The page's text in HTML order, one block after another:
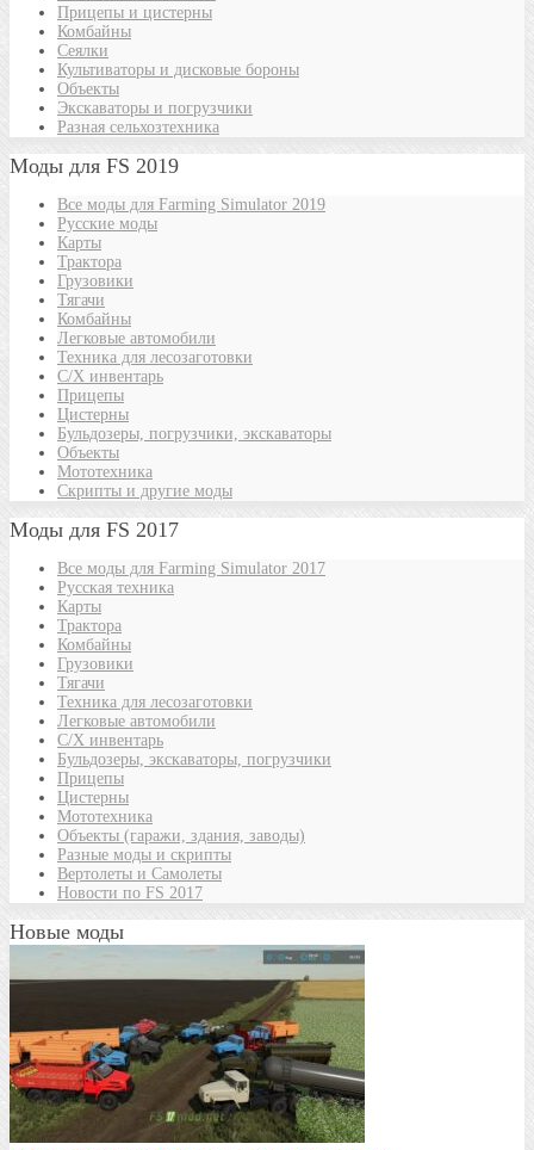
Прицепы и цистерны
Комбайны
Сеялки
Культиваторы и дисковые бороны
Объекты
Экскаваторы и погрузчики
Разная сельхозтехника
Моды для FS 2019
Все моды для Farming Simulator 2019
Русские моды
Карты
Трактора
Грузовики
Тягачи
Комбайны
Легковые автомобили
Техника для лесозаготовки
С/Х инвентарь
Прицепы
Цистерны
Бульдозеры, погрузчики, экскаваторы
Объекты
Мототехника
Скрипты и другие моды
Моды для FS 2017
Все моды для Farming Simulator 2017
Русская техника
Карты
Трактора
Комбайны
Грузовики
Тягачи
Техника для лесозаготовки
Легковые автомобили
С/Х инвентарь
Бульдозеры, экскаваторы, погрузчики
Прицепы
Цистерны
Мототехника
Объекты (гаражи, здания, заводы)
Разные моды и скрипты
Вертолеты и Самолеты
Новости по FS 2017
Новые моды